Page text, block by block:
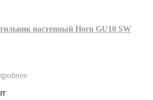
настенный Horn GU10 SW